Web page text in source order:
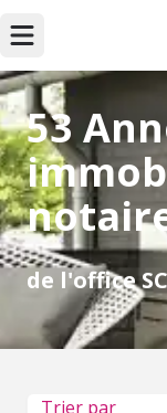
53
de l'office
Trier par